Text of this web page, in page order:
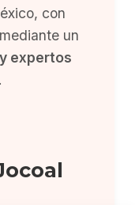
con
un
expertos
.